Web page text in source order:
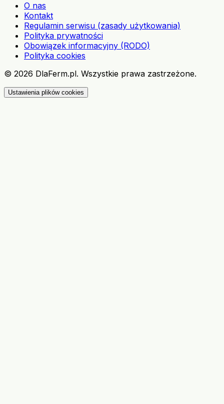
O nas
Kontakt
Regulamin serwisu (zasady użytkowania)
Polityka prywatności
Obowiązek informacyjny (RODO)
Polityka cookies
© 2026 DlaFerm.pl. Wszystkie prawa zastrzeżone.
Ustawienia plików cookies